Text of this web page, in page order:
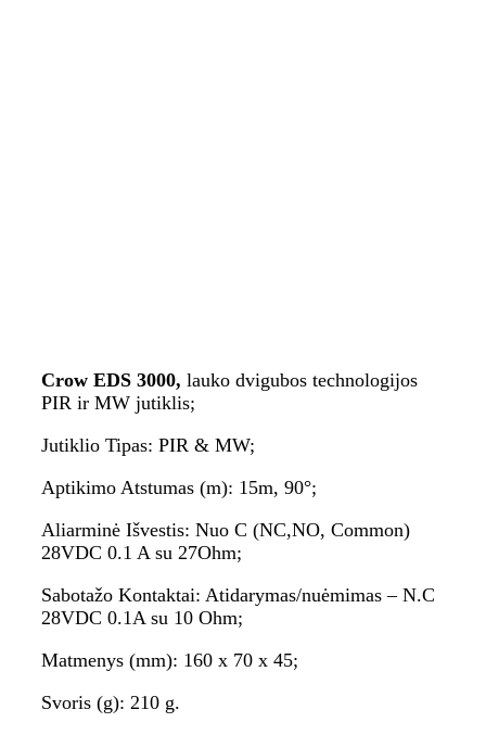
Crow EDS 3000, lauko dvigubos technologijos
PIR ir MW jutiklis;
Jutiklio Tipas: PIR & MW;
Aptikimo Atstumas (m): 15m, 90°;
Aliarminė Išvestis: Nuo C (NC,NO, Common)
28VDC 0.1 A su 27Ohm;
Sabotažo Kontaktai: Atidarymas/nuėmimas – N.C
28VDC 0.1A su 10 Ohm;
Matmenys (mm): 160 x 70 x 45;
Svoris (g): 210 g.